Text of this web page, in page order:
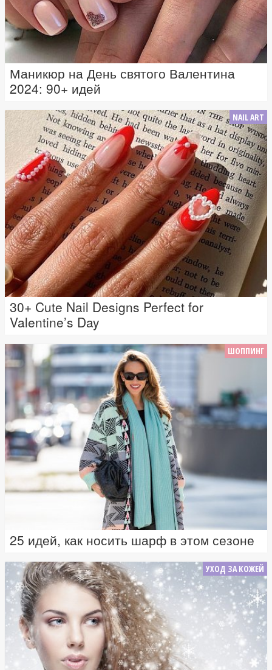
Маникюр на День святого Валентина
2024: 90+ идей
NAIL ART
30+ Cute Nail Designs Perfect for
Valentine’s Day
ШОППИНГ
25 идей, как носить шарф в этом сезоне
УХОД ЗА КОЖЕЙ